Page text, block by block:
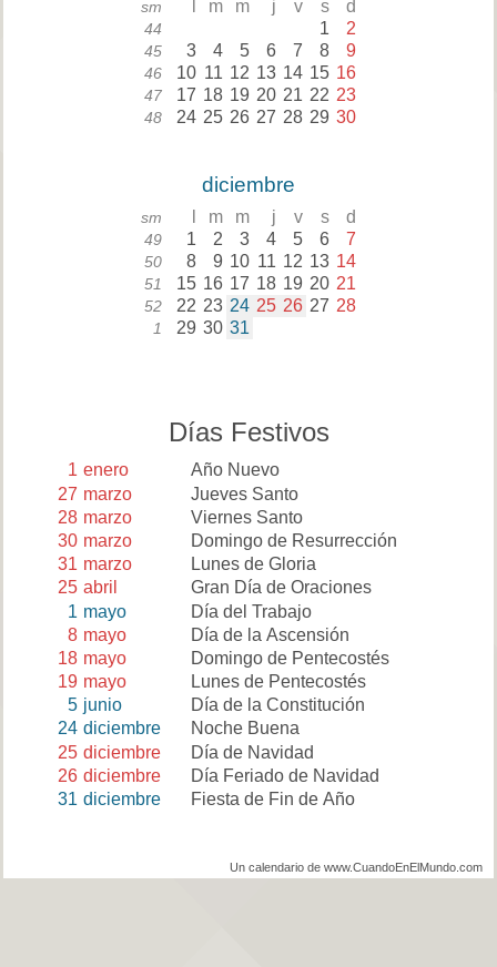
sm m m j v s d
44 1 2
45 3 4 5 6 7 8 9
46 10 11 12 13 14 15 16
47 17 18 19 20 21 22 23
48 24 25 26 27 28 29 30
diciembre
sm m m j v s d
49 1 2 3 4 5 6 7
50 8 9 10 11 12 13 14
51 15 16 17 18 19 20 21
52 22 23 24 25 26 27 28
1 29 30 31
Días Festivos
1 enero
Año Nuevo
27 marzo
Jueves Santo
28 marzo
Viernes Santo
30 marzo
Domingo de Resurrección
31 marzo
Lunes de Gloria
25 abril
Gran Día de Oraciones
1 mayo
Día del Trabajo
8 mayo
Día de la Ascensión
18 mayo
Domingo de Pentecostés
19 mayo
Lunes de Pentecostés
5 junio
Día de la Constitución
24 diciembre
Noche Buena
25 diciembre
Día de Navidad
26 diciembre
Día Feriado de Navidad
31 diciembre Fiesta de Fin de Año
Un calendario de www.CuandoEnElMundo.com